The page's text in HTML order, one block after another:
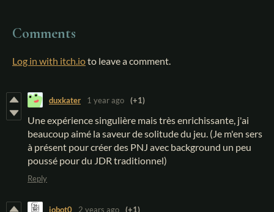
Comments
Log in with itch.ioto leave a comment.
duxkater 1 year ago (+1)
Une expérience singulière mais très enrichissante, j'ai
beaucoup aimé la saveur de solitude du jeu. (Je m'en sers
à présent pour créer des PNJ avec background un peu
poussé pour du JDR traditionnel)
Reply
jobot0 2 years ago (+1)